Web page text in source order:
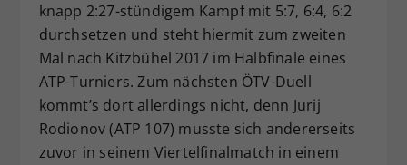
knapp 2:27-stündigem Kampf mit 5:7, 6:4, 6:2
durchsetzen und steht hiermit zum zweiten
Mal nach Kitzbühel 2017 im Halbfinale eines
ATP-Turniers. Zum nächsten ÖTV-Duell
kommt’s dort allerdings nicht, denn Jurij
Rodionov (ATP 107) musste sich andererseits
zuvor in seinem Viertelfinalmatch in einem